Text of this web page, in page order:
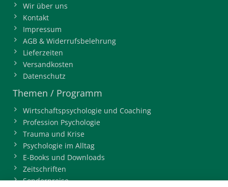
Wir über uns
Kontakt
Impressum
AGB & Widerrufsbelehrung
Lieferzeiten
Versandkosten
Datenschutz
Themen / Programm
Wirtschaftspsychologie und Coaching
Profession Psychologie
Trauma und Krise
Psychologie im Alltag
E-Books und Downloads
Zeitschriften
Sonderpreise